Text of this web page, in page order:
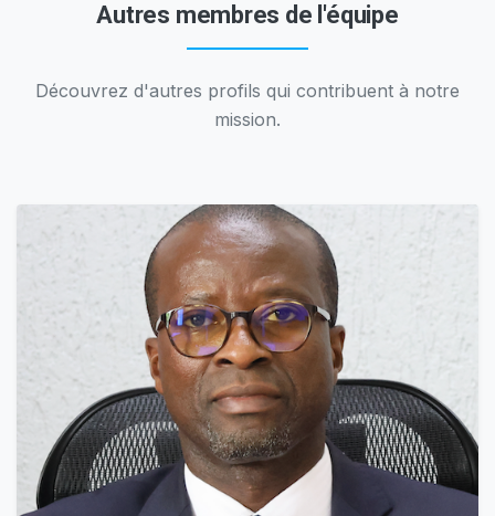
Autres membres de l'équipe
Découvrez d'autres profils qui contribuent à notre
mission.